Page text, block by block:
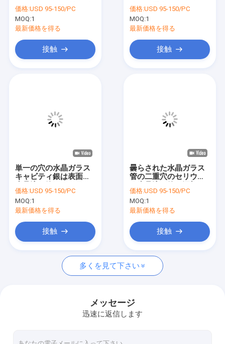
ビデオ
工場 ツアー
品質管理
連絡 ください
光学石英ガラス
価格:USD 95-150/PC
MOQ:1
最新価格を得る
接触
価格:USD 95-150/PC
MOQ:1
最新価格を得る
接触
単一の穴の水晶ガラス
キャビティ銀は表面の
た
価格:USD 95-150/PC
MOQ:1
最新価格を得る
接触
曇らされた水晶ガラス
管の二重穴のセリウム
た
価格:USD 95-150/PC
MOQ:1
最新価格を得る
接触
多くを見て下さい
メッセージ
迅速に返信します